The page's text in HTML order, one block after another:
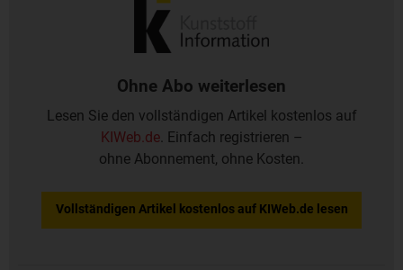
Ohne Abo weiterlesen
Lesen Sie den vollständigen Artikel kostenlos auf
KIWeb.de. Einfach registrieren –
ohne Abonnement, ohne Kosten.
Vollständigen Artikel kostenlos auf KIWeb.de lesen